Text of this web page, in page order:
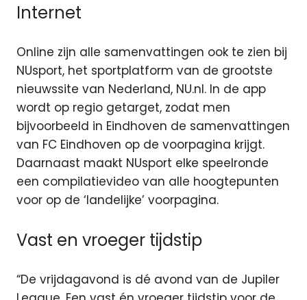
Internet
Online zijn alle samenvattingen ook te zien bij
NUsport, het sportplatform van de grootste
nieuwssite van Nederland, NU.nl. In de app
wordt op regio getarget, zodat men
bijvoorbeeld in Eindhoven de samenvattingen
van FC Eindhoven op de voorpagina krijgt.
Daarnaast maakt NUsport elke speelronde
een compilatievideo van alle hoogtepunten
voor op de ‘landelijke’ voorpagina.
Vast en vroeger tijdstip
“De vrijdagavond is dé avond van de Jupiler